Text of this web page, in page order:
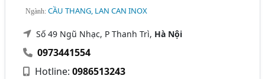
Ngành:CẦU THANG, LAN CAN INOX
Số 49 Ngũ Nhạc, P Thanh Trì, Hà Nội
0973441554
Hotline:0986513243